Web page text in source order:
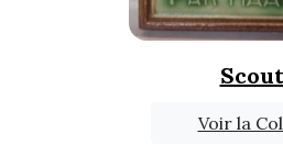
Voir la